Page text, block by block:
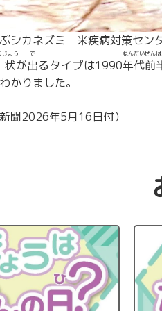
シカネズミ 米疾病対策セン
状
じょう
が出
で
るタイプは1990年
ねん
代
だい
前
ぜん
かりました。
聞2026年5月16日付）